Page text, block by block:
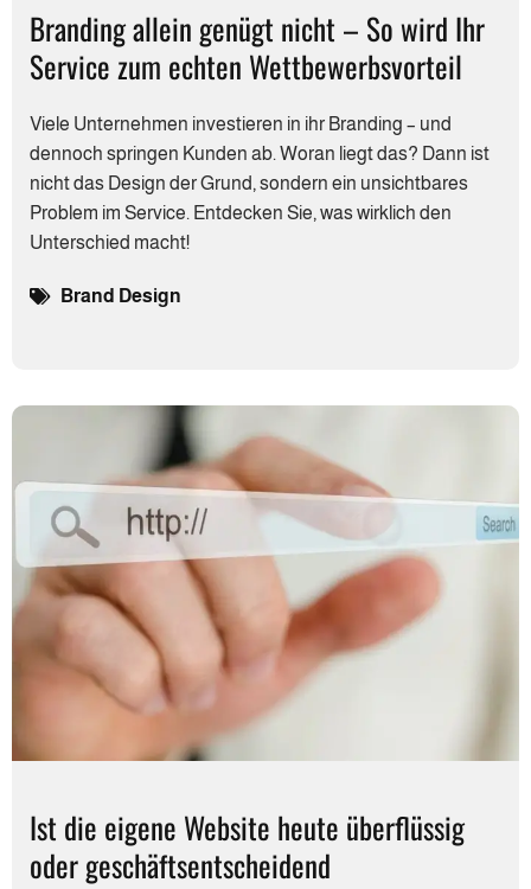
Branding allein genügt nicht – So wird Ihr
Service zum echten Wettbewerbsvorteil
Viele Unternehmen investieren in ihr Branding – und
dennoch springen Kunden ab. Woran liegt das? Dann ist
nicht das Design der Grund, sondern ein unsichtbares
Problem im Service. Entdecken Sie, was wirklich den
Unterschied macht!
Brand Design
Ist die eigene Website heute überflüssig
oder geschäftsentscheidend